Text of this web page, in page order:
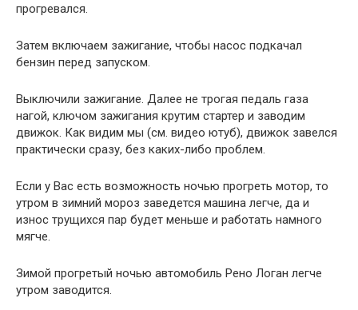
прогревался.
Затем включаем зажигание, чтобы насос подкачал
бензин перед запуском.
Выключили зажигание. Далее не трогая педаль газа
нагой, ключом зажигания крутим стартер и заводим
движок. Как видим мы (см. видео ютуб), движок завелся
практически сразу, без каких-либо проблем.
Если у Вас есть возможность ночью прогреть мотор, то
утром в зимний мороз заведется машина легче, да и
износ трущихся пар будет меньше и работать намного
мягче.
Зимой прогретый ночью автомобиль Рено Логан легче
утром заводится.